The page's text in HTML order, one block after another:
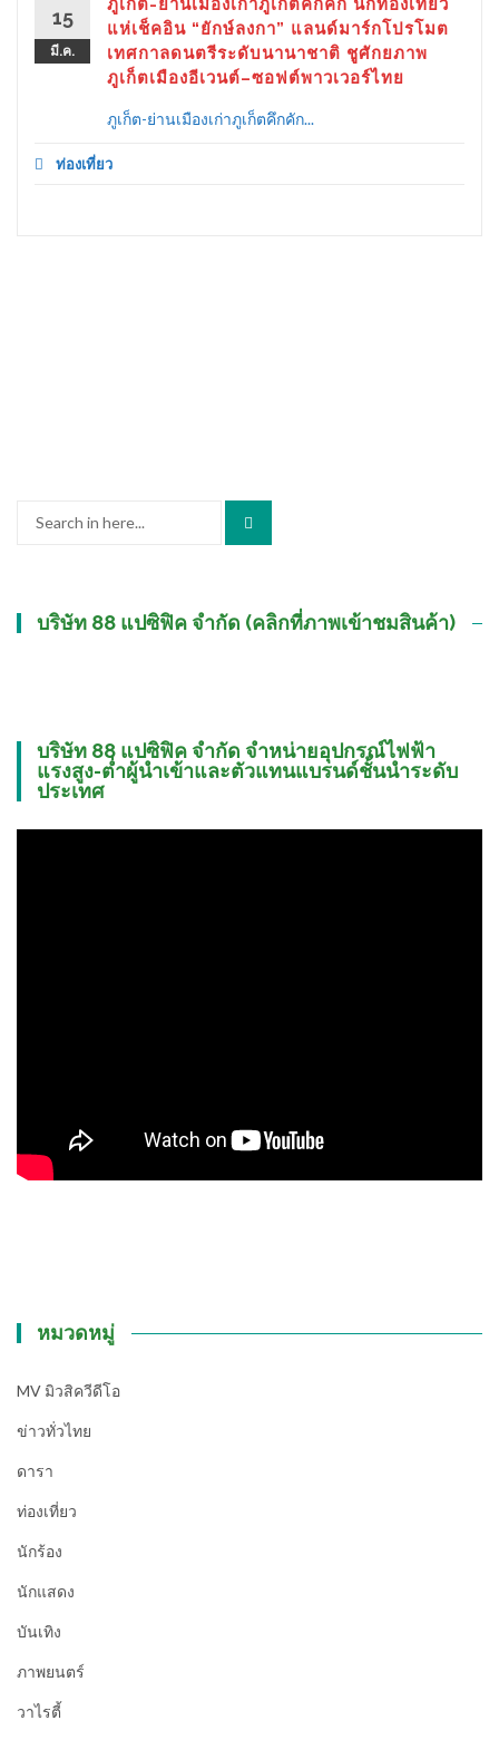
15
มี.ค.
ภูเก็ต-ย่านเมืองเก่าภูเก็ตคึกคัก นักท่องเที่ยว
แห่เช็คอิน “ยักษ์ลงกา” แลนด์มาร์กโปรโมต
เทศกาลดนตรีระดับนานาชาติ ชูศักยภาพ
ภูเก็ตเมืองอีเวนต์–ซอฟต์พาวเวอร์ไทย
ภูเก็ต-ย่านเมืองเก่าภูเก็ตคึกคัก...
ท่องเที่ยว
บริษัท 88 แปซิฟิค จำกัด (คลิกที่ภาพเข้าชมสินค้า)
บริษัท 88 แปซิฟิค จำกัด จำหน่ายอุปกรณ์ไฟฟ้า
แรงสูง-ต่ำผู้นำเข้าและตัวแทนแบรนด์ชั้นนำระดับ
ประเทศ
หมวดหมู่
MV มิวสิควีดีโอ
ข่าวทั่วไทย
ดารา
ท่องเที่ยว
นักร้อง
นักแสดง
บันเทิง
ภาพยนตร์
วาไรตี้